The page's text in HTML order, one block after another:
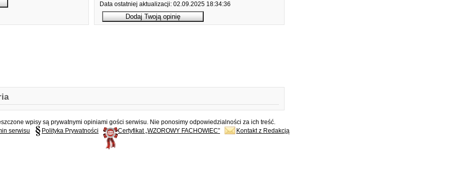
Data ostatniej aktualizacji: 02.09.2025 18:34:36
wpisy są prywatnymi opiniami gości serwisu. Nie ponosimy odpowiedzialności za ich treść.
serwisu
Polityka Prywatności Certyfikat „WZOROWY FACHOWIEC” Kontakt z Redakcją